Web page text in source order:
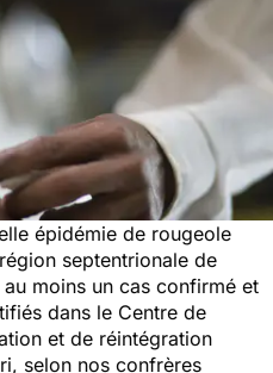
épidémie de rougeole
septentrionale de
moins un cas confirmé et
dans le Centre de
et de réintégration
selon nos confrères